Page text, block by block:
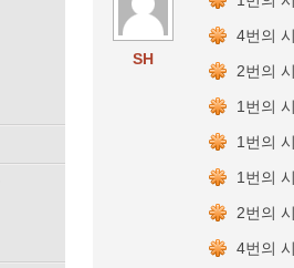
SH
4번의
2번의
1번의
1번의
1번의
2번의
4번의